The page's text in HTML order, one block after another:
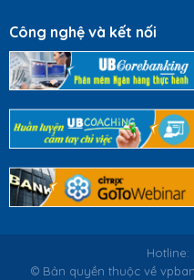
Công nghệ và kết nối
Hotline:
© Bản quyền thuộc về